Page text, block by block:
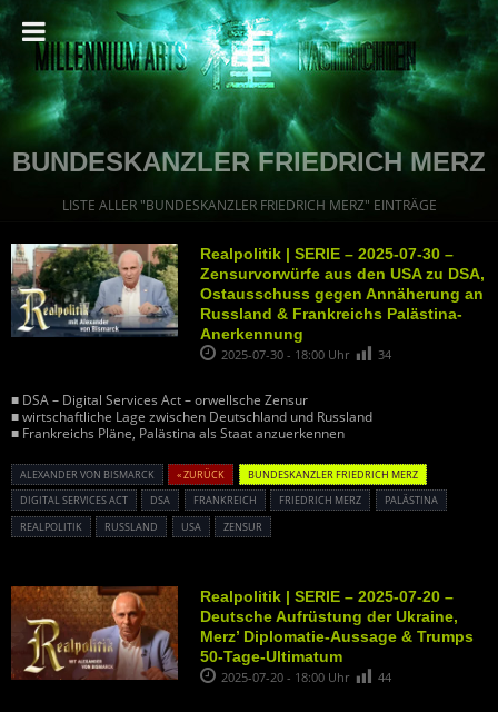
BUNDESKANZLER FRIEDRICH MERZ
LISTE ALLER "BUNDESKANZLER FRIEDRICH MERZ" EINTRÄGE
Realpolitik | SERIE – 2025-07-30 –
Zensurvorwürfe aus den USA zu DSA,
Ostausschuss gegen Annäherung an
Russland & Frankreichs Palästina-
Anerkennung
2025-07-30 - 18:00 Uhr 34
■ DSA – Digital Services Act – orwellsche Zensur
■ wirtschaftliche Lage zwischen Deutschland und Russland
■ Frankreichs Pläne, Palästina als Staat anzuerkennen
ALEXANDER VON BISMARCK « ZURÜCK
BUNDESKANZLER FRIEDRICH MERZ
DIGITAL SERVICES ACT
DSA FRANKREICH FRIEDRICH MERZ
PALÄSTINA
REALPOLITIK
RUSSLAND USA ZENSUR
Realpolitik | SERIE – 2025-07-20 –
Deutsche Aufrüstung der Ukraine,
Merz’ Diplomatie-Aussage & Trumps
50-Tage-Ultimatum
2025-07-20 - 18:00 Uhr 44